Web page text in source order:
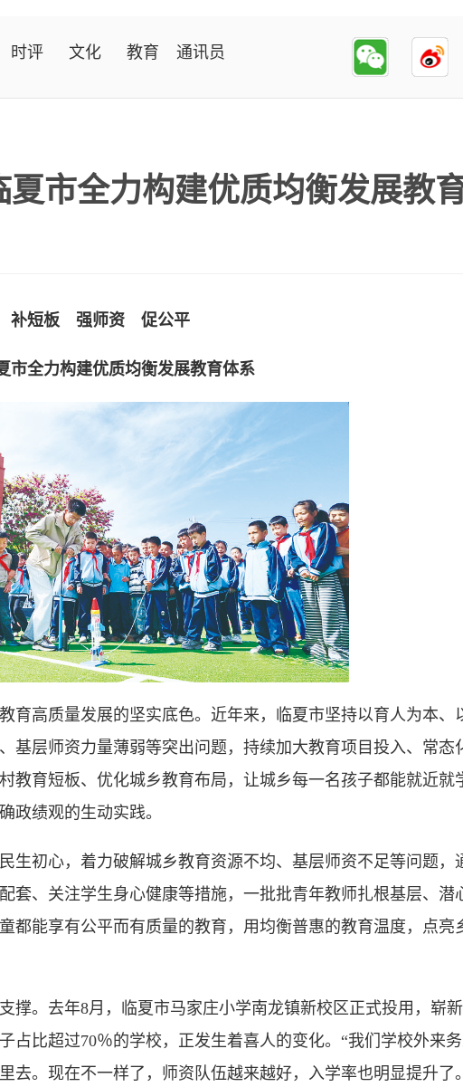
时评 文化 教育 通讯员
市全力构建优质均衡发展教
补短板 强师资 促公平
全力构建优质均衡发展教育体系
高质量发展的坚实底色。近年来，临夏市坚持以育人为本、
基层师资力量薄弱等突出问题，持续加大教育项目投入、常态
教育短板、优化城乡教育布局，让城乡每一名孩子都能就近就
绩观的生动实践。
初心，着力破解城乡教育资源不均、基层师资不足等问题，
套、关注学生身心健康等措施，一批批青年教师扎根基层、潜
都能享有公平而有质量的教育，用均衡普惠的教育温度，点亮
。去年8月，临夏市马家庄小学南龙镇新校区正式投用，崭
占比超过70％的学校，正发生着喜人的变化。“我们学校外来
去。现在不一样了，师资队伍越来越好，入学率也明显提升了